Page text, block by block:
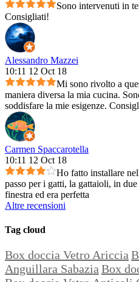
Sono intervenuti in
Consigliati!
Alessandro Mazzei
10:11 12 Oct 18
Mi sono rivolto a
maniera diversa la mia cucina.
soddisfare la mie esigenze.
Carmen Spaccarotella
10:11 12 Oct 18
Ho fatto installare
passo per i gatti, la gattaioli, in
finestra ed era perfetta
Altre recensioni
Tag cloud
Box doccia Vetro Ariccia
Anguillara Sabazia Box